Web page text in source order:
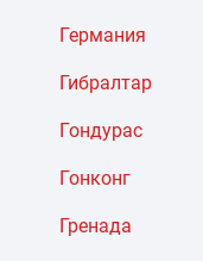
Германия
Гибралтар
Гондурас
Гонконг
Гренада